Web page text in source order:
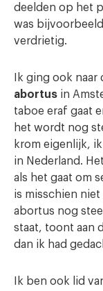
deelden op het
was
verdrietig.
Ik ging ook naar
abortus in
taboe eraf gaat
het wordt nog
krom eigenlijk,
in Nederland.
als het gaat om
is misschien niet
abortus nog
staat, toont aan
dan ik had
Ik ben ook lid